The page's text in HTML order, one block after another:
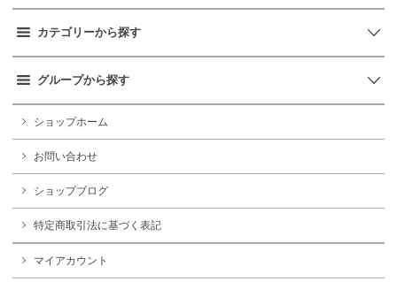
カテゴリーから探す
グループから探す
ショップホーム
お問い合わせ
ショップブログ
特定商取引法に基づく表記
マイアカウント